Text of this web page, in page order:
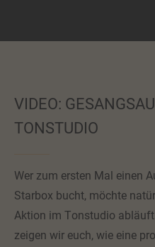
VIDEO:
TONSTUDIO
Wer zum ersten Mal einen
Starbox bucht, möchte
Aktion im Tonstudio
zeigen wir euch, wie eine